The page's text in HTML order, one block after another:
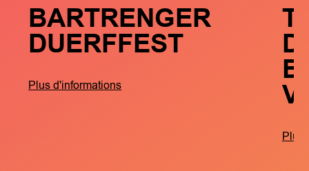
BARTRENGER
DUERFFEST
Plus d'informations
Plus